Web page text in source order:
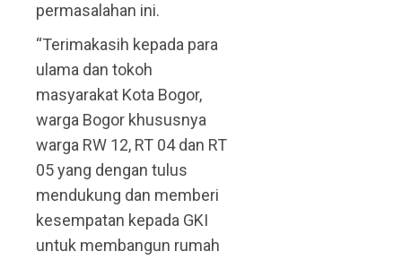
permasalahan ini.
“Terimakasih kepada para
ulama dan tokoh
masyarakat Kota Bogor,
warga Bogor khususnya
warga RW 12, RT 04 dan RT
05 yang dengan tulus
mendukung dan memberi
kesempatan kepada GKI
untuk membangun rumah